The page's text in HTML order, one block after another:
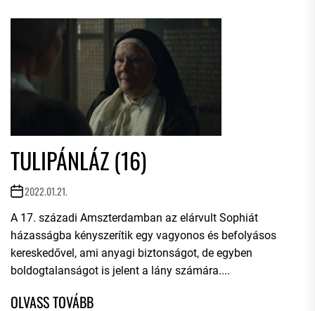
TULIPÁNLÁZ (16)
2022.01.21.
A 17. századi Amszterdamban az elárvult Sophiát
házasságba kényszerítik egy vagyonos és befolyásos
kereskedővel, ami anyagi biztonságot, de egyben
boldogtalanságot is jelent a lány számára....